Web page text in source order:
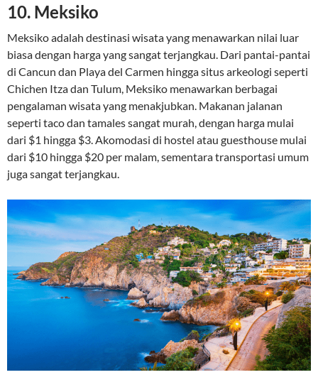
10. Meksiko
Meksiko adalah destinasi wisata yang menawarkan nilai luar
biasa dengan harga yang sangat terjangkau. Dari pantai-pantai
di Cancun dan Playa del Carmen hingga situs arkeologi seperti
Chichen Itza dan Tulum, Meksiko menawarkan berbagai
pengalaman wisata yang menakjubkan. Makanan jalanan
seperti taco dan tamales sangat murah, dengan harga mulai
dari $1 hingga $3. Akomodasi di hostel atau guesthouse mulai
dari $10 hingga $20 per malam, sementara transportasi umum
juga sangat terjangkau.